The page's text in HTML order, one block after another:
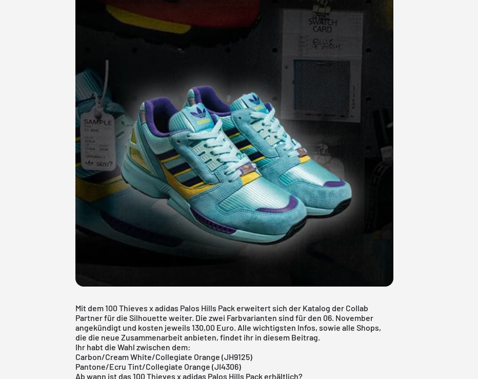
Mit dem 100 Thieves x adidas Palos Hills Pack erweitert sich der Katalog der Collab
Partner für die Silhouette weiter. Die zwei Farbvarianten sind für den 06. November
angekündigt und kosten jeweils 130,00 Euro. Alle wichtigsten Infos, sowie alle Shops,
die die neue Zusammenarbeit anbieten, findet ihr in diesem Beitrag.
Ihr habt die Wahl zwischen dem:
Carbon/Cream White/Collegiate Orange (JH9125)
Pantone/Ecru Tint/Collegiate Orange (JI4306)
Ab wann ist das 100 Thieves x adidas Palos Hills Pack erhältlich?